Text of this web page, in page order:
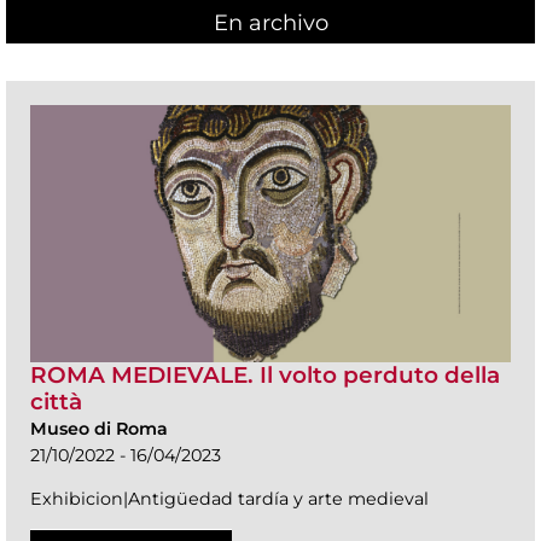
En archivo
ROMA MEDIEVALE. Il volto perduto della
città
Museo di Roma
21/10/2022 - 16/04/2023
Exhibicion|Antigüedad tardía y arte medieval